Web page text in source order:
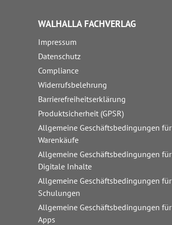
WALHALLA FACHVERLAG
Impressum
Datenschutz
Compliance
Widerrufsbelehrung
Barrierefreiheitserklärung
Produktsicherheit (GPSR)
Allgemeine Geschäftsbedingungen für
Warenkäufe
Allgemeine Geschäftsbedingungen für
Digitale Inhalte
Allgemeine Geschäftsbedingungen für
Schulungen
Allgemeine Geschäftsbedingungen für
Apps